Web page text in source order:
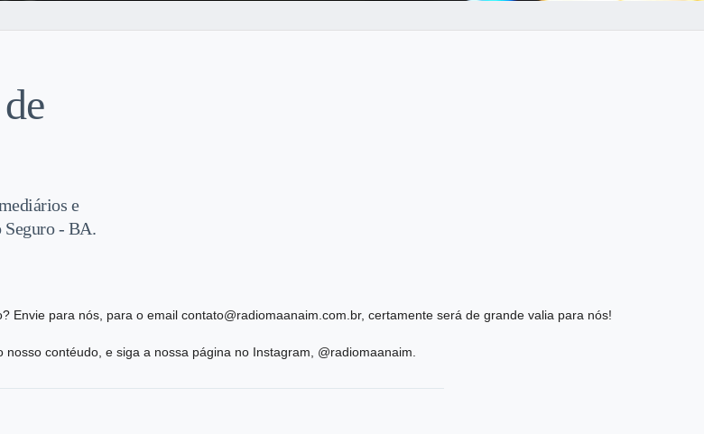
e
Seguro - BA.
para nós, para o email contato@radiomaanaim.com.br, certamente será de grande valia para nós!
contéudo, e siga a nossa página no Instagram, @radiomaanaim.